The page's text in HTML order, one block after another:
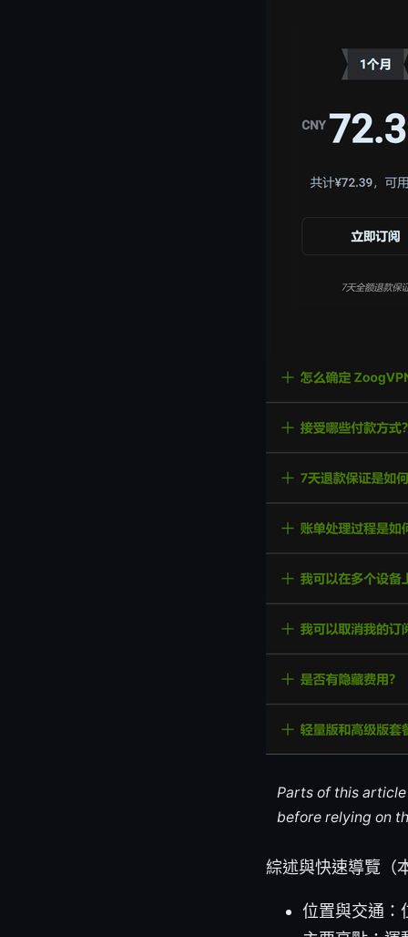
Parts of this
before relying on
綜述與快速導覽（
位置與交通：